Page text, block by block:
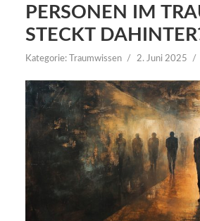
PERSONEN IM
STECKT
Kategorie: Traumwissen 2. Juni 2025